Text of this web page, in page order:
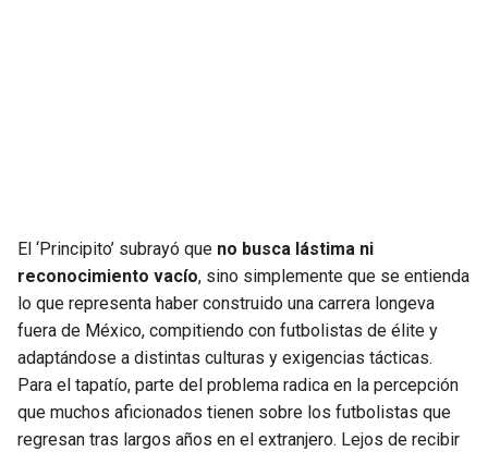
El ‘Principito’ subrayó que no busca lástima ni
reconocimiento vacío, sino simplemente que se entienda
lo que representa haber construido una carrera longeva
fuera de México, compitiendo con futbolistas de élite y
adaptándose a distintas culturas y exigencias tácticas.
Para el tapatío, parte del problema radica en la percepción
que muchos aficionados tienen sobre los futbolistas que
regresan tras largos años en el extranjero. Lejos de recibir